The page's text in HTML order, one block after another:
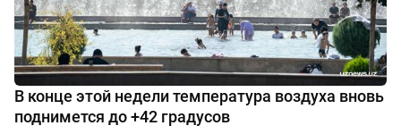
В конце этой недели температура воздуха вновь
поднимется до +42 градусов